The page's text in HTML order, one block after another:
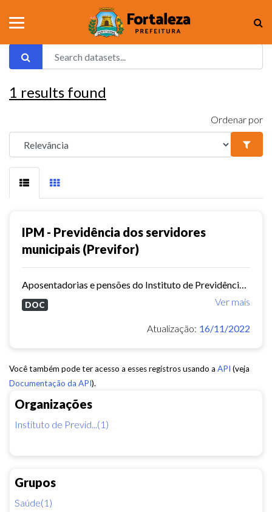
Organizações
Instituto de Previd...(1)
Grupos
Saúde(1)
1 results found
Ordenar por
IPM - Previdência dos servidores
municipais (Previfor)
Ver mais
DOC
Atualização: 16/11/2022
Você também pode ter acesso a esses registros usando a API (veja
Documentação da API).